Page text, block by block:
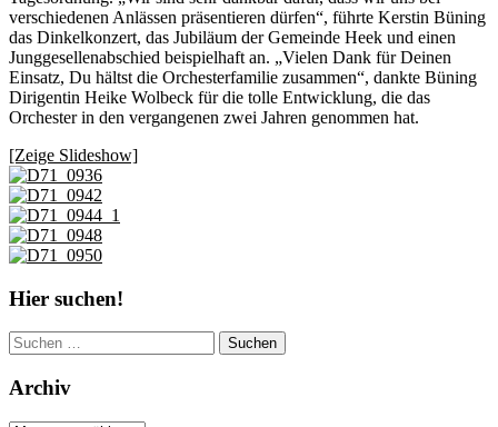
verschiedenen Anlässen präsentieren dürfen“, führte Kerstin Büning
das Dinkelkonzert, das Jubiläum der Gemeinde Heek und einen
Junggesellenabschied beispielhaft an. „Vielen Dank für Deinen
Einsatz, Du hältst die Orchesterfamilie zusammen“, dankte Büning
Dirigentin Heike Wolbeck für die tolle Entwicklung, die das
Orchester in den vergangenen zwei Jahren genommen hat.
[Zeige Slideshow]
Hier suchen!
Suchen
nach:
Archiv